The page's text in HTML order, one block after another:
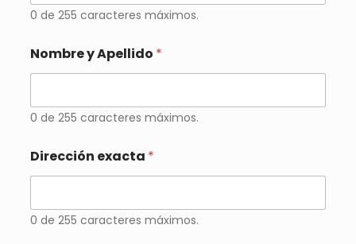
0 de 255 caracteres máximos.
Nombre y Apellido *
0 de 255 caracteres máximos.
Dirección exacta *
0 de 255 caracteres máximos.